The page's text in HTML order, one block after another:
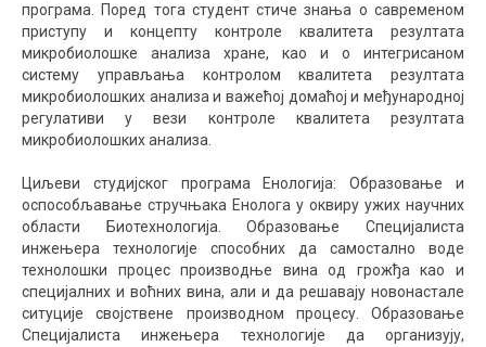
програма. Поред тога студент стиче знања о савременом
приступу и концепту контроле квалитета резултата
микробиолошке анализа хране, као и о интегрисаном
систему управљања контролом квалитета резултата
микробиолошких анализа и важећој домаћој и међународној
регулативи у вези контроле квалитета резултата
микробиолошких анализа.
Циљеви студијског програма Енологија: Образовање и
оспособљавање стручњака Енолога у оквиру ужих научних
области Биотехнологија. Образовање Специјалиста
инжењера технологије способних да самостално воде
технолошки процес производње вина од грожђа као и
специјалних и воћних вина, али и да решавају новонастале
ситуције својствене производном процесу. Образовање
Специјалиста инжењера технологије да организују,